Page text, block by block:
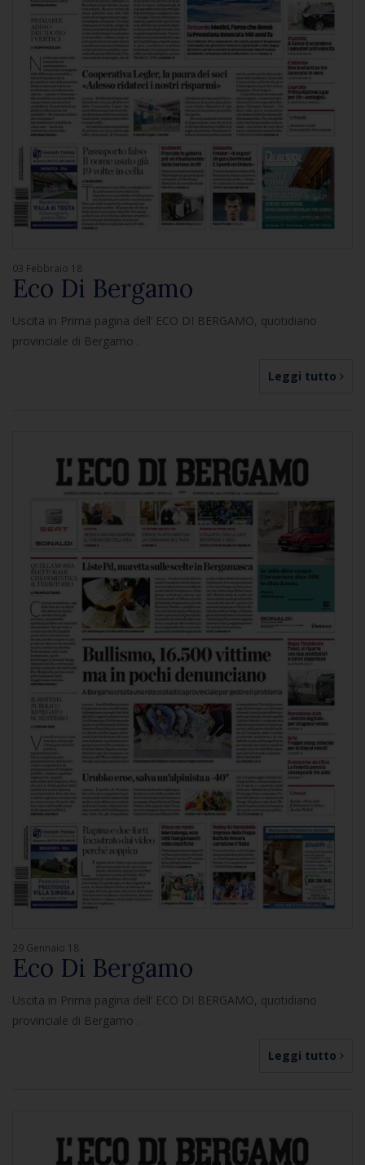
03 Febbraio 18
Eco Di Bergamo
Uscita in Prima pagina dell’ ECO DI BERGAMO, quotidiano
provinciale di Bergamo .
Leggi tutto
29 Gennaio 18
Eco Di Bergamo
Uscita in Prima pagina dell’ ECO DI BERGAMO, quotidiano
provinciale di Bergamo .
Leggi tutto